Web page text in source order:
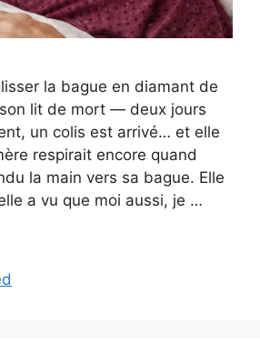
la bague en diamant de
lit de mort — deux jours
un colis est arrivé… et elle
respirait encore quand
la main vers sa bague. Elle
a vu que moi aussi, je …